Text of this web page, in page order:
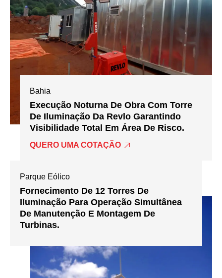
Bahia
Execução Noturna De Obra Com Torre
De Iluminação Da Revlo Garantindo
Visibilidade Total Em Área De Risco.
QUERO UMA COTAÇÃO
Parque Eólico
Fornecimento De 12 Torres De
Iluminação Para Operação Simultânea
De Manutenção E Montagem De
Turbinas.